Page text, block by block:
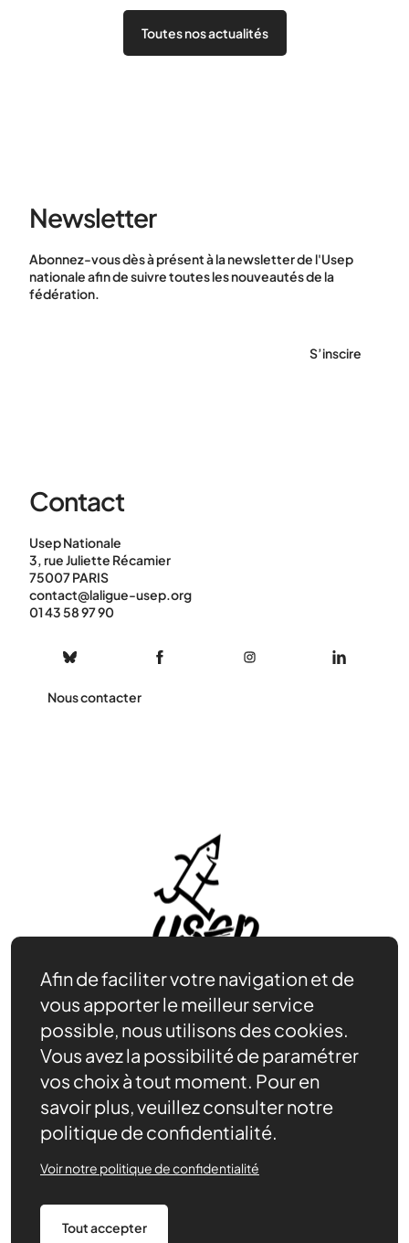
Toutes nos actualités
Newsletter
Abonnez-vous dès à présent à la newsletter de l'Usep
nationale afin de suivre toutes les nouveautés de la
fédération.
S’inscire
Contact
Usep Nationale
3, rue Juliette Récamier
75007 PARIS
contact@laligue-usep.org
01 43 58 97 90
Nous contacter
Adhérer
Se documenter
Nos partenaires
Nous trouver
Actualités récentes
Assurances
Mentions légales
Afin de faciliter votre navigation et de
vous apporter le meilleur service
possible, nous utilisons des cookies.
Vous avez la possibilité de paramétrer
vos choix à tout moment. Pour en
savoir plus, veuillez consulter notre
politique de confidentialité.
Tout accepter
Voir notre politique de confidentialité